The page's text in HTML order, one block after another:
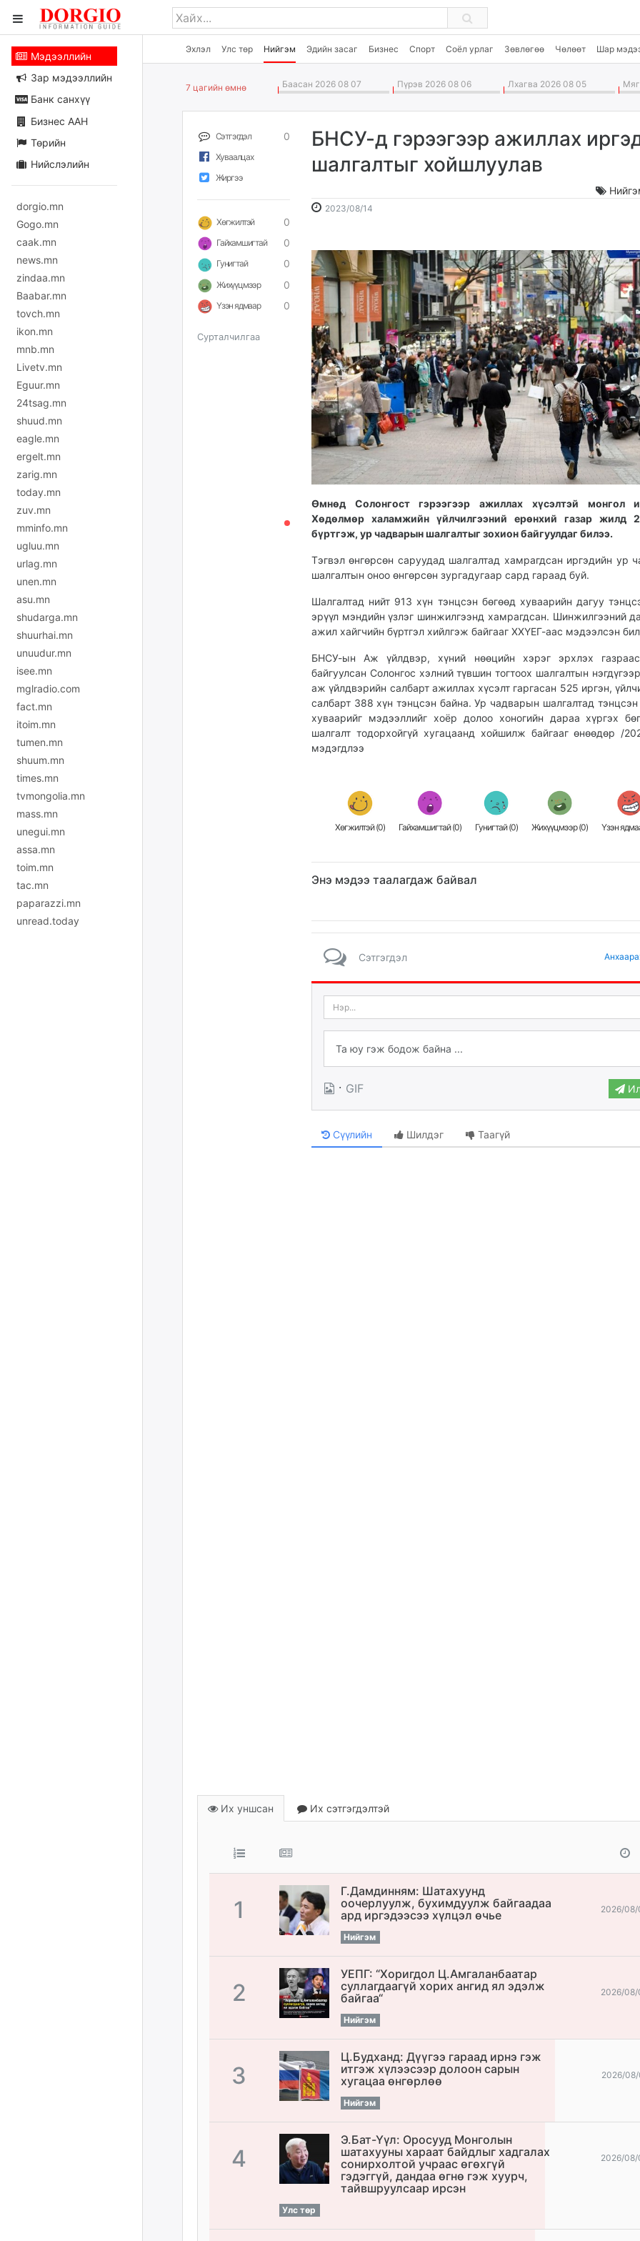
Эхлэл Улс төр Нийгэм Эдийн засаг Бизнес Спорт Соёл урлаг Зөвлөгөө Чөлөөт Шар
Мэдээллийн
Зар мэдээллийн
Банк санхүү
Бизнес ААН
Төрийн
Нийслэлийн
dorgio.mn
Gogo.mn
caak.mn
news.mn
zindaa.mn
Baabar.mn
tovch.mn
ikon.mn
mnb.mn
Livetv.mn
Eguur.mn
24tsag.mn
shuud.mn
eagle.mn
ergelt.mn
zarig.mn
today.mn
zuv.mn
mminfo.mn
ugluu.mn
urlag.mn
unen.mn
asu.mn
shudarga.mn
shuurhai.mn
unuudur.mn
isee.mn
mglradio.com
fact.mn
itoim.mn
tumen.mn
shuum.mn
times.mn
tvmongolia.mn
mass.mn
unegui.mn
assa.mn
toim.mn
tac.mn
paparazzi.mn
unread.today
7 цагийн өмнө Баасан 2026 08 07 Пүрэв 2026 08 06 Лхагва 2026 08 05
Сэтгэгдэл 0
Хуваалцах
Жиргээ
Хөгжилтэй 0
Гайхамшигтай 0
Гунигтай 0
Жихүүцмээр 0
Үзэн ядмаар 0
Сурталчилгаа
БНСУ-д гэрээгээр ажиллах
шалгалтыг хойшлуулав
2023/08/14
14:44:04
18:46:26
Өмнөд Солонгост гэрээгээр ажиллах хүсэлтэй монгол
Хөдөлмөр халамжийн үйлчилгээний ерөнхий газар жилд
бүртгэж, ур чадварын шалгалтыг зохион байгуулдаг билээ.
Тэгвэл өнгөрсөн саруудад шалгалтад хамрагдсан иргэдийн ур
шалгалтын оноо өнгөрсөн зургадугаар сард гараад буй.
Шалгалтад нийт 913 хүн тэнцсэн бөгөөд хуваарийн дагуу
эрүүл мэндийн үзлэг шинжилгээнд хамрагдсан. Шинжилгээний
ажил хайгчийн бүртгэл хийлгэж байгааг ХХҮЕГ-аас мэдээлсэн
БНСУ-ын Аж үйлдвэр, хүний нөөцийн хэрэг эрхлэх
байгуулсан Солонгос хэлний түвшин тогтоох шалгалтын
аж үйлдвэрийн салбарт ажиллах хүсэлт гаргасан 525 иргэн,
салбарт 388 хүн тэнцсэн байна. Ур чадварын шалгалтад
хуваарийг мэдээллийг хоёр долоо хоногийн дараа хүргэх
шалгалт тодорхойгүй хугацаанд хойшилж байгааг өнөөдөр /
мэдэгдлээ
Хөгжилтэй (0) Гайхамшигтай (0) Гунигтай (0) Жихүүцмээр (0) Үзэн
Энэ мэдээ таалагдаж байвал
Сэтгэгдэл
· GIF
Сүүлийн Шилдэг Таагүй
Их уншсан Их сэтгэгдэлтэй
1
Г.Дамдинням: Шатахуунд
оочерлуулж, бухимдуулж байгаадаа
ард иргэдээсээ хүлцэл өчье
Нийгэм
2026/08/
2
УЕПГ: “Хоригдол Ц.Амгаланбаатар
cуллагдаагүй хорих ангид ял эдэлж
байгаа“
Нийгэм
2026/08/
3
Ц.Будханд: Дүүгээ гараад ирнэ гэж
итгэж хүлээсээр долоон сарын
хугацаа өнгөрлөө
Нийгэм
2026/
4
Э.Бат-Үүл: Оросууд Монголын
шатахууны хараат байдлыг хадгалах
сонирхолтой учраас өгөхгүй
гэдэггүй, дандаа өгнө гэж хуурч,
тайвшруулсаар ирсэн
Улс төр
2026/08/